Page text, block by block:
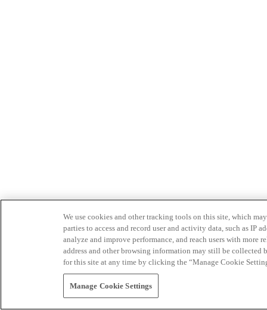
We use cookies and other tracking tools on this site, which
parties to access and record user and activity data, such as IP
analyze and improve performance, and reach users with
address and other browsing information may still be collected
for this site at any time by clicking the “Manage Cookie
Manage Cookie Settings